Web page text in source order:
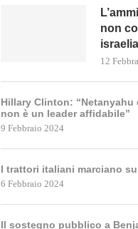
non
12
Hillary Clinton: “Netanyahu
non è un leader affidabile”
9 Febbraio 2024
I trattori italiani marciano su
6 Febbraio 2024
Il sostegno pubblico a